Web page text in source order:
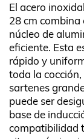
El acero
28 cm combina
núcleo de
eficiente. Esta
rápido y
toda la
sartenes
puede ser
base de
compatibilidad